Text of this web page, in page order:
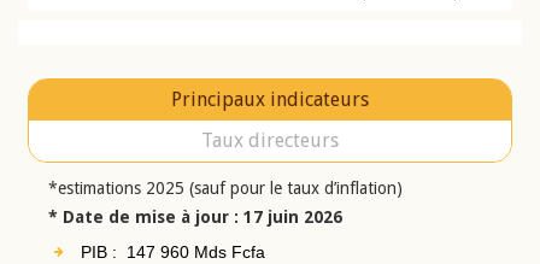
Principaux indicateurs
Taux directeurs
*estimations 2025 (sauf pour le taux d’inflation)
* Date de mise à jour : 17 juin 2026
PIB : 147 960 Mds Fcfa